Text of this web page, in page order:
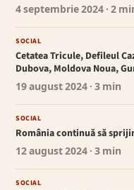
4 septembrie 2024 · 2
SOCIAL
Cetatea Tricule, Defileul
Dubova, Moldova Noua,
19 august 2024 · 3 min
SOCIAL
România continuă să
12 august 2024 · 3 min
SOCIAL